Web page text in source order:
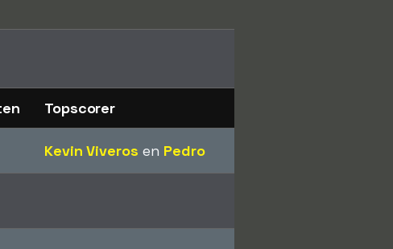
Topscorer
Kevin Viveros en Pedro